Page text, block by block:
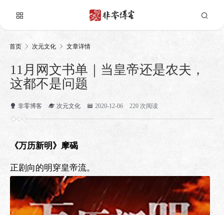
首页 次元文化 文章详情
11月网文书单｜当皇帝还是农夫，
这都不是问题
非零博客 次元文化 2020-12-06 220 次阅读
《万历新明》摩碣
正剧向的明穿皇帝流。